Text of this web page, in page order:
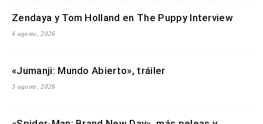
Zendaya y Tom Holland en The Puppy Interview
4 agosto, 2026
«Jumanji: Mundo Abierto», tráiler
3 agosto, 2026